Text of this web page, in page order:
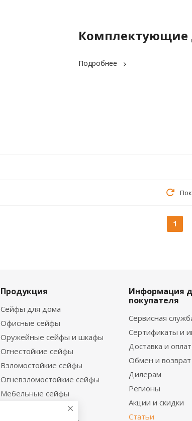
Комплектующие
Подробнее
1
Продукция
Сейфы для дома
Офисные сейфы
Оружейные сейфы и шкафы
Огнестойкие сейфы
Взломостойкие сейфы
Огневзломостойкие сейфы
Мебельные сейфы
Депозитные сейфы
Информация
покупателя
Сервисная
Сертификаты и
Доставка и
Обмен и возврат
Дилерам
Регионы
Акции и скидки
Статьи